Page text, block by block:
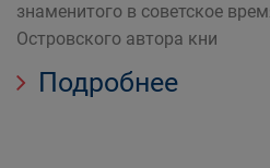
знаменитого в советское
Островского автора кни
Подробнее